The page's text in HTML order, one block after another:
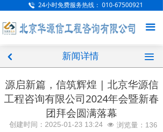
24小时免费服务热线： 010-67500921
끀
网站首页
公司概况
新闻中心
项目案例
服务范围
人才招聘
新闻详情
낒 끀
源启新篇，信筑辉煌 | 北京华源信
工程咨询有限公司2024年会暨新春
团拜会圆满落幕
创建时间： 2025-01-23 13:24 넶 浏览量： 136